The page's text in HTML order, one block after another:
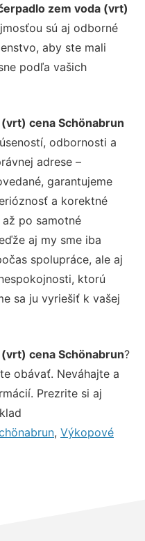
zem voda (vrt)
sú aj odborné
aby ste mali
podľa vašich
cena Schönabrun
odbornosti a
adrese –
garantujeme
a korektné
po samotné
aj my sme iba
spolupráce, ale aj
ktorú
sa ju vyriešiť k vašej
cena Schönabrun?
obávať. Neváhajte a
Prezrite si aj
, Výkopové